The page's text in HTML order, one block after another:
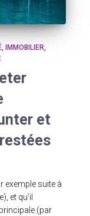
IMMOBILIER
et
exemple suite à
et qu’il
(par